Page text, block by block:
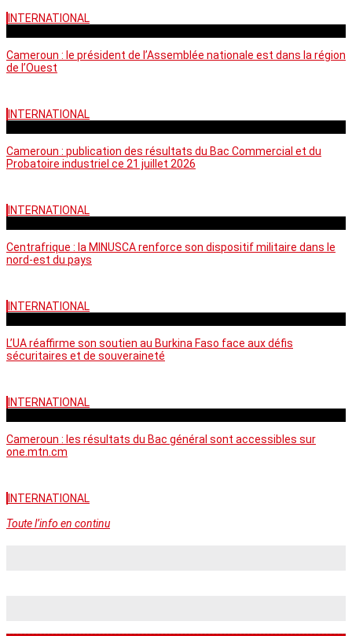
INTERNATIONAL
Cameroun : le président de l’Assemblée nationale est dans la région
de l’Ouest
INTERNATIONAL
Cameroun : publication des résultats du Bac Commercial et du
Probatoire industriel ce 21 juillet 2026
INTERNATIONAL
Centrafrique : la MINUSCA renforce son dispositif militaire dans le
nord-est du pays
INTERNATIONAL
L’UA réaffirme son soutien au Burkina Faso face aux défis
sécuritaires et de souveraineté
INTERNATIONAL
Cameroun : les résultats du Bac général sont accessibles sur
one.mtn.cm
INTERNATIONAL
Toute l’info en continu